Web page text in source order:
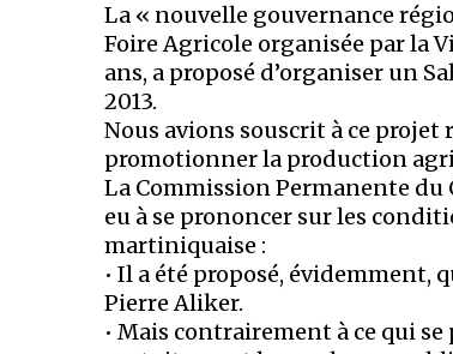
La « nouvelle gouvernance
Foire Agricole organisée par la
ans, a proposé d’organiser un
2013.
Nous avions souscrit à ce
promotionner la production
La Commission Permanente du
eu à se prononcer sur les
martiniquaise :
• Il a été proposé, évidemment,
Pierre Aliker.
• Mais contrairement à ce qui